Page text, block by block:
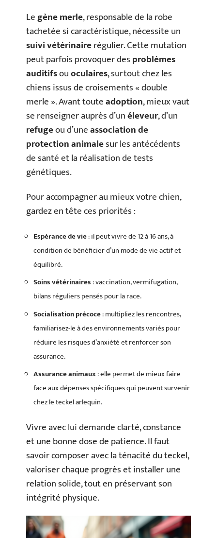
Legène merle, responsable de la robe
tachetée si caractéristique, nécessite un
suivi vétérinairerégulier. Cette mutation
peut parfois provoquer desproblèmes
auditifsouoculaires, surtout chez les
chiens issus de croisements « double
merle ». Avant touteadoption, mieux vaut
se renseigner auprès d’unéleveur, d’un
refugeou d’uneassociation de
protection animalesur les antécédents
de santé et la réalisation de tests
génétiques.
Pour accompagner au mieux votre chien,
gardez en tête ces priorités :
Espérance de vie: il peut vivre de 12 à 16 ans, à
condition de bénéficier d’un mode de vie actif et
équilibré.
Soins vétérinaires: vaccination, vermifugation,
bilans réguliers pensés pour la race.
Socialisation précoce: multipliez les rencontres,
familiarisez-le à des environnements variés pour
réduire les risques d’anxiété et renforcer son
assurance.
Assurance animaux: elle permet de mieux faire
face aux dépenses spécifiques qui peuvent survenir
chez le teckel arlequin.
Vivre avec lui demande clarté, constance
et une bonne dose de patience. Il faut
savoir composer avec la ténacité du teckel,
valoriser chaque progrès et installer une
relation solide, tout en préservant son
intégrité physique.